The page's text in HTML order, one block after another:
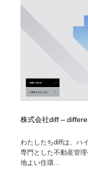
株式会社diff –
わたしたちdiffは、ハ
専門とした不動産管
地よい住環...